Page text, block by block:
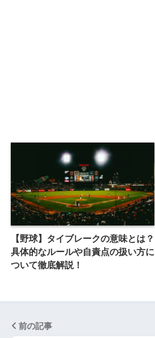
【野球】タイブレークの意味とは？
具体的なルールや自責点の扱い方に
ついて徹底解説！
前の記事